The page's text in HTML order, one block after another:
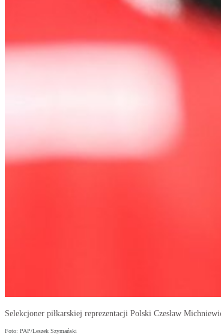
Selekcjoner piłkarskiej reprezentacji Polski Czesław
Foto: PAP/Leszek Szymański